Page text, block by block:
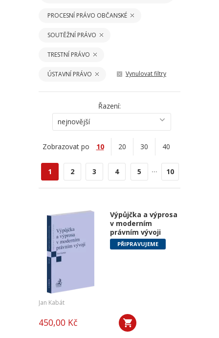
PROCESNÍ PRÁVO OBČANSKÉ
SOUTĚŽNÍ PRÁVO
TRESTNÍ PRÁVO
ÚSTAVNÍ PRÁVO Vynulovat filtry
Řazení:
nejnovější
Zobrazovat po 10 20 30 40
1 2 3 4 5 ... 10
Výpůjčka a výprosa
v moderním
právním vývoji
PŘIPRAVUJEME
Jan Kabát
450,00 Kč